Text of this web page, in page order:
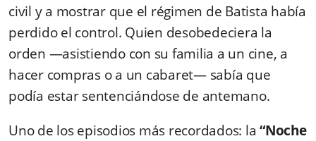
civil y a mostrar que el régimen de Batista había
perdido el control. Quien desobedeciera la
orden —asistiendo con su familia a un cine, a
hacer compras o a un cabaret— sabía que
podía estar sentenciándose de antemano.
Uno de los episodios más recordados: la “Noche